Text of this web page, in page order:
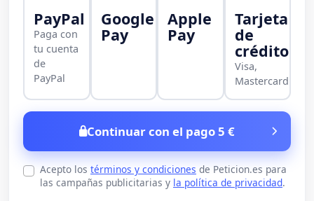
PayPal
Paga con
tu cuenta
de
PayPal
Google
Pay
Apple
Pay
Tarjeta
de
crédito
Visa,
Mastercard
Continuar con el pago 5 €
Acepto los términos y condiciones de Peticion.es para
las campañas publicitarias y la política de privacidad.